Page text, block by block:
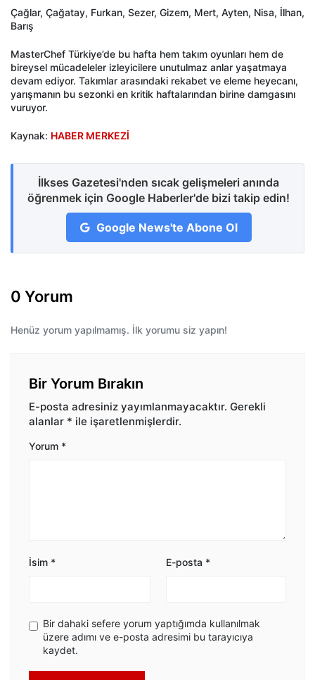
Çağlar, Çağatay, Furkan, Sezer, Gizem, Mert, Ayten, Nisa, İlhan,
Barış
MasterChef Türkiye’de bu hafta hem takım oyunları hem de
bireysel mücadeleler izleyicilere unutulmaz anlar yaşatmaya
devam ediyor. Takımlar arasındaki rekabet ve eleme heyecanı,
yarışmanın bu sezonki en kritik haftalarından birine damgasını
vuruyor.
Kaynak: HABER MERKEZİ
İlkses Gazetesi'nden sıcak gelişmeleri anında
öğrenmek için Google Haberler'de bizi takip edin!
Google News'te Abone Ol
0 Yorum
Henüz yorum yapılmamış. İlk yorumu siz yapın!
Bir Yorum Bırakın
E-posta adresiniz yayımlanmayacaktır. Gerekli
alanlar * ile işaretlenmişlerdir.
Yorum *
İsim * E-posta *
Bir dahaki sefere yorum yaptığımda kullanılmak
üzere adımı ve e-posta adresimi bu tarayıcıya
kaydet.